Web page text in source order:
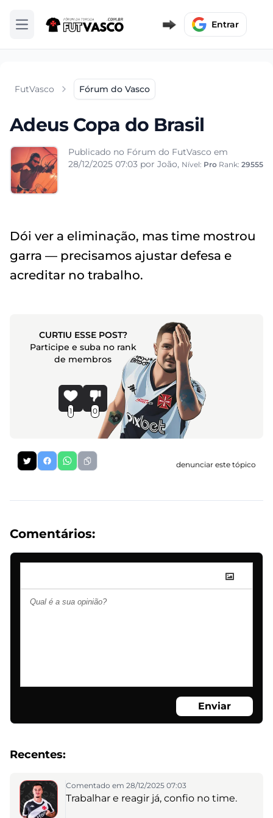
Abrir menu Entrar
FutVasco Fórum do Vasco
Adeus Copa do Brasil
Publicado no Fórum do FutVasco em
28/12/2025 07:03 por João, Nível: Pro Rank: 29555
Dói ver a eliminação, mas time mostrou
garra — precisamos ajustar defesa e
acreditar no trabalho.
CURTIU ESSE POST?
Participe e suba no rank
de membros
1 0
denunciar este tópico
Comentários:
Enviar
Recentes:
Comentado em 28/12/2025 07:03
Trabalhar e reagir já, confio no time.